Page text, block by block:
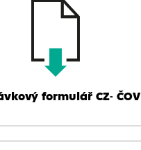
formulář CZ- ČOV